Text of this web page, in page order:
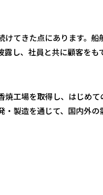
てきた点にあります。船
し、社員と共に顧客をも
工場を取得し、はじめ
製造を通じて、国内外の